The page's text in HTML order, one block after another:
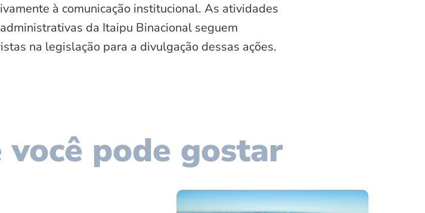
à comunicação institucional. As atividades
da Itaipu Binacional seguem
na legislação para a divulgação dessas ações.
pode gostar